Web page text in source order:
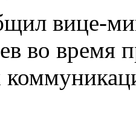
вице-
во время